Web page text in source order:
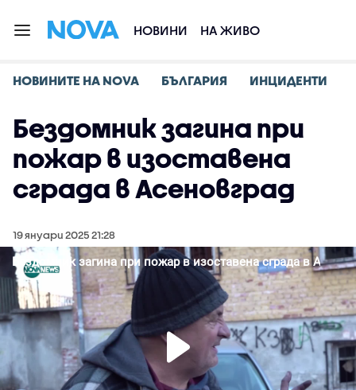
НОВИНИ НА ЖИВО
НОВИНИТЕ НА NOVA БЪЛГАРИЯ ИНЦИДЕНТИ
Бездомник загина при
пожар в изоставена
сграда в Асеновград
19 януари 2025 21:28